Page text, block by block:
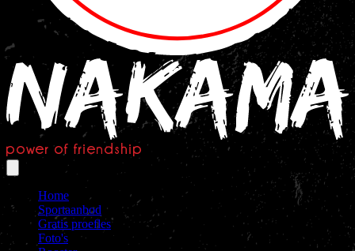
Home
Sportaanbod
Gratis proefles
Foto's